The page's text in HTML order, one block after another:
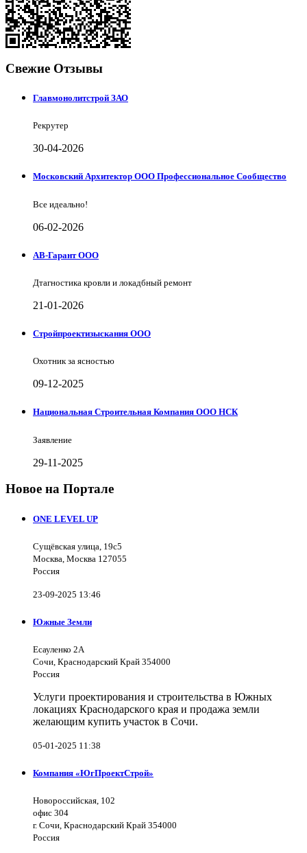
Свежие Отзывы
Главмонолитстрой ЗАО
Рекрутер
30-04-2026
Московский Архитектор ООО Профессиональное Сообщество
Все идеально!
06-02-2026
АВ-Гарант ООО
Дтагностика кровли и локадбный ремонт
21-01-2026
Стройпроектизыскания ООО
Охотник за ясностью
09-12-2025
Национальная Строительная Компания ООО НСК
Заявление
29-11-2025
Новое на Портале
ONE LEVEL UP
Сущёвская улица, 19с5
Москва, Москва 127055
Россия
23-09-2025 13:46
Южные Земли
Есауленко 2А
Сочи, Краснодарский Край 354000
Россия
Услуги проектирования и строительства в Южных
локациях Краснодарского края и продажа земли
желающим купить участок в Сочи.
05-01-2025 11:38
Компания «ЮгПроектСтрой»
Новороссийская, 102
офис 304
г. Сочи, Краснодарский Край 354000
Россия